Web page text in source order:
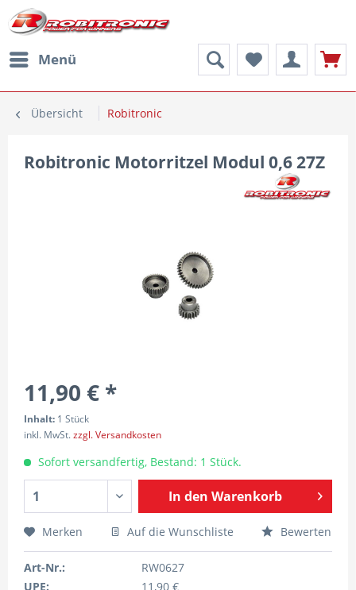
Menü
Übersicht Robitronic
Robitronic Motorritzel Modul 0,6 27Z
11,90 € *
Inhalt: 1 Stück
inkl. MwSt.zzgl. Versandkosten
Sofort versandfertig, Bestand: 1 Stück.
In den Warenkorb
Merken Auf die Wunschliste Bewerten
Art-Nr.:
RW0627
UPE:
11,90 €